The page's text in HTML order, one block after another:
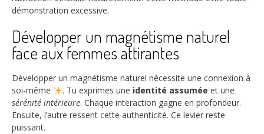
démonstration excessive.
Développer un magnétisme naturel
face aux femmes attirantes
Développer un magnétisme naturel nécessite une connexion à
soi-même
. Tu exprimes une identité assumée et une
sérénité intérieure. Chaque interaction gagne en profondeur.
Ensuite, l’autre ressent cette authenticité. Ce levier reste
puissant.